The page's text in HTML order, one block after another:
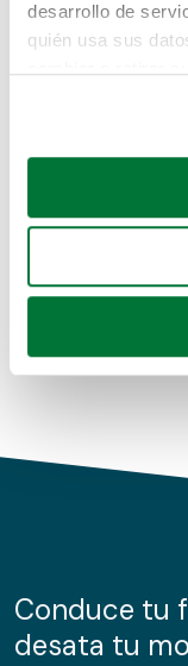
desarrollo de
quién usa sus
Si lo permite,
Recopilar
Identificar su
para buscar
Obtenga más
de cookies.
información sobre
nuestros partners
Pero puedes
buscando en
Coches de
Coches de km0
Conduce tu
desata tu